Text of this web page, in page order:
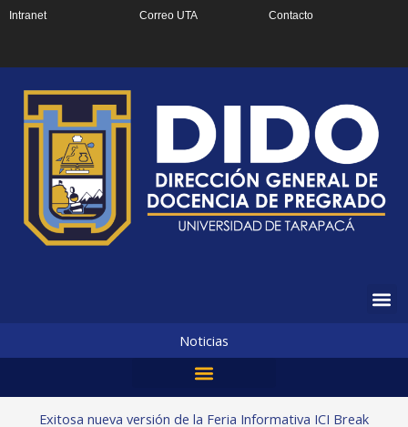
Intranet Correo UTA Contacto
Noticias
Exitosa nueva versión de la Feria Informativa ICI Break